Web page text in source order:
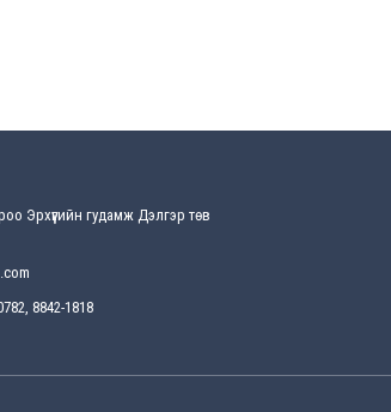
бизнес эрхлэгчдэд
2026-08-4
бэлэн байдлыг хангах
Эрхүүгийн гудамж Дэлгэр төв
8842-1818